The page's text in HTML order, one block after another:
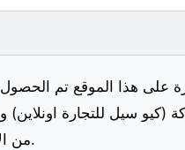
على هذا الموقع تم
(كيو سيل للتجارة
من الأغراض المعلنة شخصيا والقيام بالفحص قبل الشراء.